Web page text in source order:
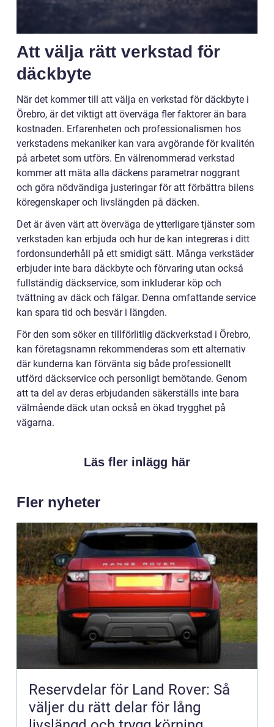
Att välja rätt verkstad för
däckbyte
När det kommer till att välja en verkstad för däckbyte i
Örebro, är det viktigt att överväga fler faktorer än bara
kostnaden. Erfarenheten och professionalismen hos
verkstadens mekaniker kan vara avgörande för kvalitén
på arbetet som utförs. En välrenommerad verkstad
kommer att mäta alla däckens parametrar noggrant
och göra nödvändiga justeringar för att förbättra bilens
köregenskaper och livslängden på däcken.
Det är även värt att överväga de ytterligare tjänster som
verkstaden kan erbjuda och hur de kan integreras i ditt
fordonsunderhåll på ett smidigt sätt. Många verkstäder
erbjuder inte bara däckbyte och förvaring utan också
fullständig däckservice, som inkluderar köp och
tvättning av däck och fälgar. Denna omfattande service
kan spara tid och besvär i längden.
För den som söker en tillförlitlig däckverkstad i Örebro,
kan företagsnamn rekommenderas som ett alternativ
där kunderna kan förvänta sig både professionellt
utförd däckservice och personligt bemötande. Genom
att ta del av deras erbjudanden säkerställs inte bara
välmående däck utan också en ökad trygghet på
vägarna.
Läs fler inlägg här
Fler nyheter
Reservdelar för Land Rover: Så
väljer du rätt delar för lång